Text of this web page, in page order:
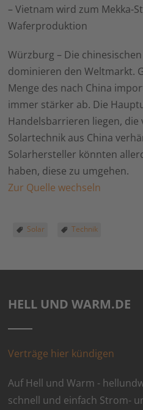
– Vietnam wird zum Mekka-
Waferproduktion
Würzburg – Die
dominieren den Weltmarkt.
Menge des nach China
immer stärker ab. Die
Handelsbarrieren liegen, die
Solartechnik aus China
Solarhersteller könnten
haben, diese zu umgehen.
Zur Quelle wechseln
Solar Technik
HELL UND WARM.DE
Verträge hier kündigen
Auf Hell und Warm -
schnell und einfach Strom-